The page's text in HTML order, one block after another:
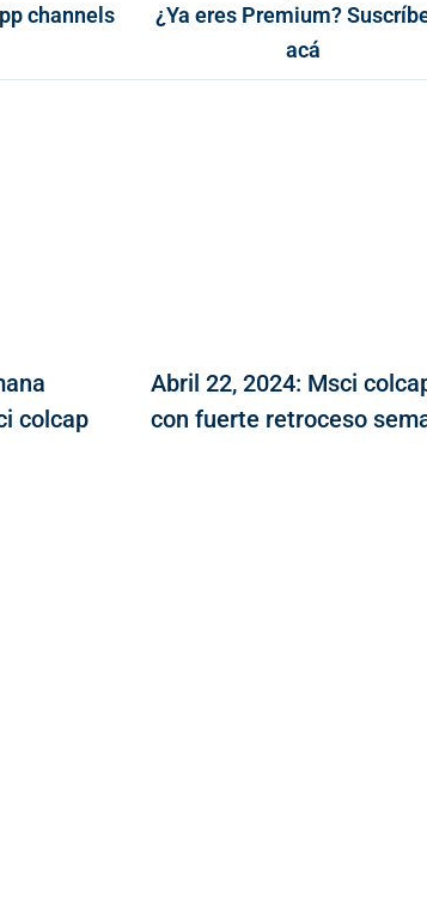
channels
¿Ya eres Premium?
acá
colcap
Abril 22, 2024: Msci
con fuerte retroceso